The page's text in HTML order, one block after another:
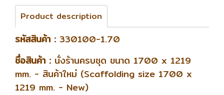
Product description
รหัสสินค้า : 330100-1.70
ชื่อสินค้า : นั่งร้านครบชุด ขนาด 1700 x 1219
mm. - สินค้าใหม่ (Scaffolding size 1700 x
1219 mm. - New)